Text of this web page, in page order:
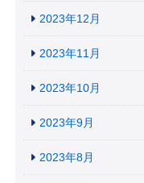
2023年12月
2023年11月
2023年10月
2023年9月
2023年8月